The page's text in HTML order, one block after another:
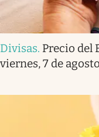
Divisas. Precio del
viernes, 7 de